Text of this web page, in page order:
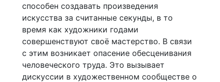
способен создавать произведения
искусства за считанные секунды, в то
время как художники годами
совершенствуют своё мастерство. В связи
с этим возникает опасение обесценивания
человеческого труда. Это вызывает
дискуссии в художественном сообществе о